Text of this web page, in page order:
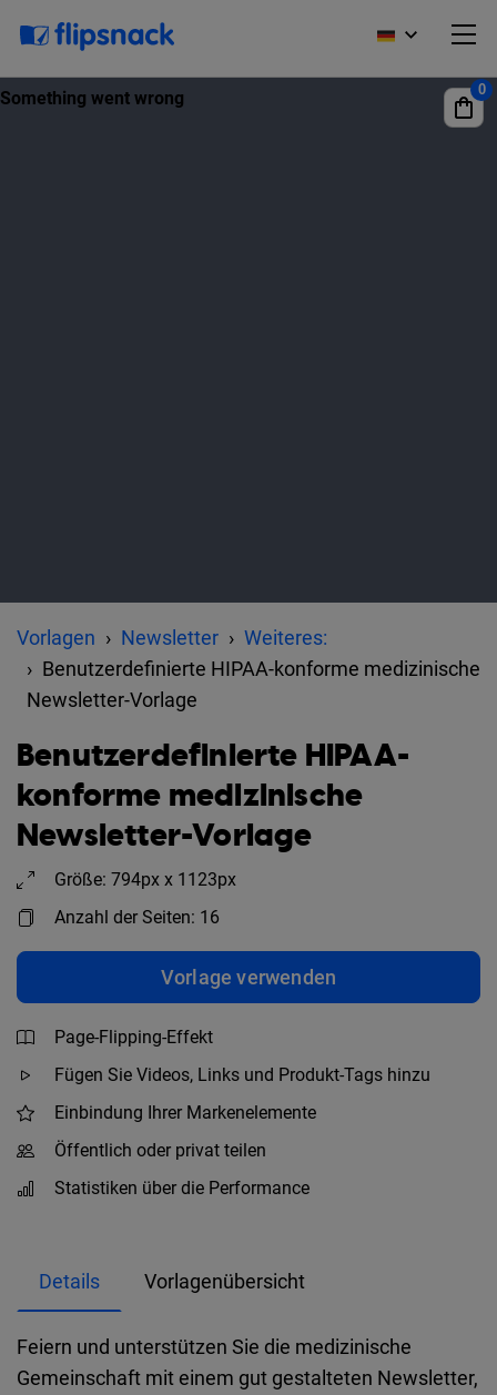
Vorlagen Newsletter
Weiteres:
Benutzerdefinierte HIPAA-konforme medizinische
Newsletter-Vorlage
Benutzerdefinierte HIPAA-
konforme medizinische
Newsletter-Vorlage
Größe: 794px x 1123px
Anzahl der Seiten: 16
Vorlage verwenden
Page-Flipping-Effekt
Fügen Sie Videos, Links und Produkt-Tags hinzu
Einbindung Ihrer Markenelemente
Öffentlich oder privat teilen
Statistiken über die Performance
Details Vorlagenübersicht
Feiern und unterstützen Sie die medizinische
Gemeinschaft mit einem gut gestalteten Newsletter,